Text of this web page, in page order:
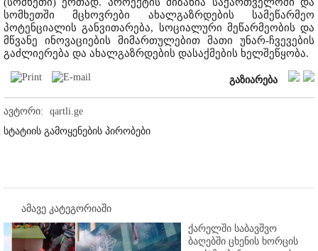
(სომხეთი) ერთად. პროექტის მიზანია საქართველოში და
სომხეთში მცხოვრები ახალგაზრდების სამეწარმეო
პოტენციალის განვითარება, სოციალური მეწარმეობის და
მწვანე ინოვაციების მიმართულებით მათი უნარ-ჩვევების
გაძლიერება და ახალგაზრდების დასაქმების ხელშეწყობა.
გაზიარება
ავტორი:
qartli.ge
სტატიის გამოყენების პირობები
ამავე კატეგორიაში
ქარელში საბავშვო
ბაღებში ცხენის ხორცის